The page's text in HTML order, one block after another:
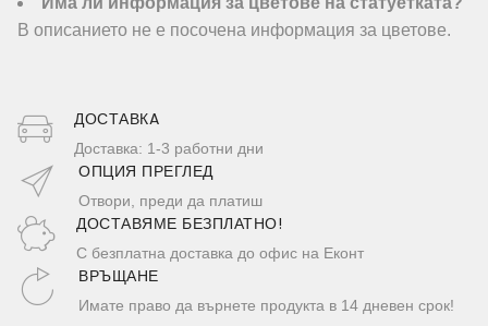
В описанието не е посочена информация за цветове.
ДОСТАВКA
Доставка: 1-3 работни дни
ОПЦИЯ ПРЕГЛЕД
Отвори, преди да платиш
ДОСТАВЯМЕ БЕЗПЛАТНО!
С безплатна доставка до офис на Еконт
ВРЪЩАНЕ
Имате право да върнете продукта в 14 дневен срок!